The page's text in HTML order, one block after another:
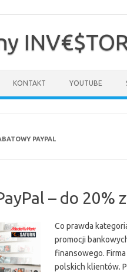
KONTAKT YOUTUBE
PAYPAL
– do 20%
Co prawda
promocji
finansowego.
polskich klientów.